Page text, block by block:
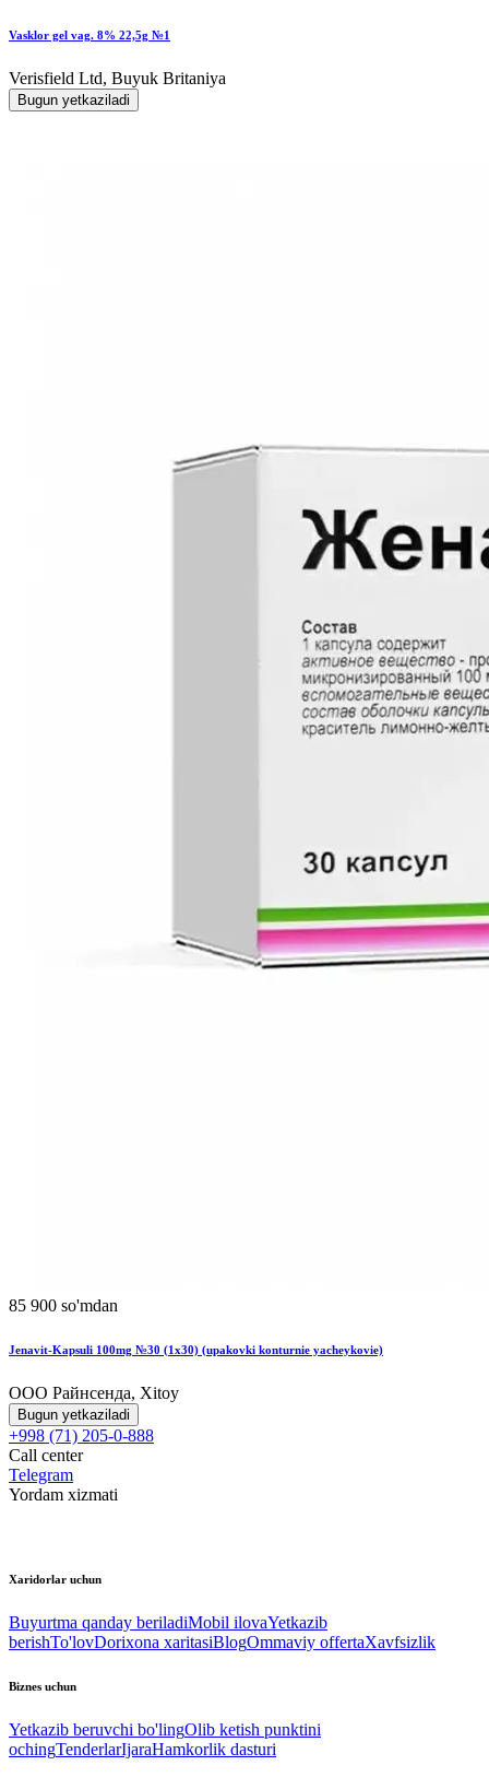
Vasklor gel vag. 8% 22,5g №1
Verisfield Ltd, Buyuk Britaniya
Bugun yetkaziladi
85 900 so'mdan
Jenavit-Kapsuli 100mg №30 (1x30) (upakovki konturnie yacheykovie)
ООО Райнсенда, Xitoy
Bugun yetkaziladi
+998 (71) 205-0-888
Call center
Telegram
Yordam xizmati
Xaridorlar uchun
Buyurtma qanday beriladiMobil ilovaYetkazib
berishTo'lovDorixona xaritasiBlogOmmaviy offertaXavfsizlik
Biznes uchun
Yetkazib beruvchi bo'lingOlib ketish punktini
ochingTenderlarIjaraHamkorlik dasturi